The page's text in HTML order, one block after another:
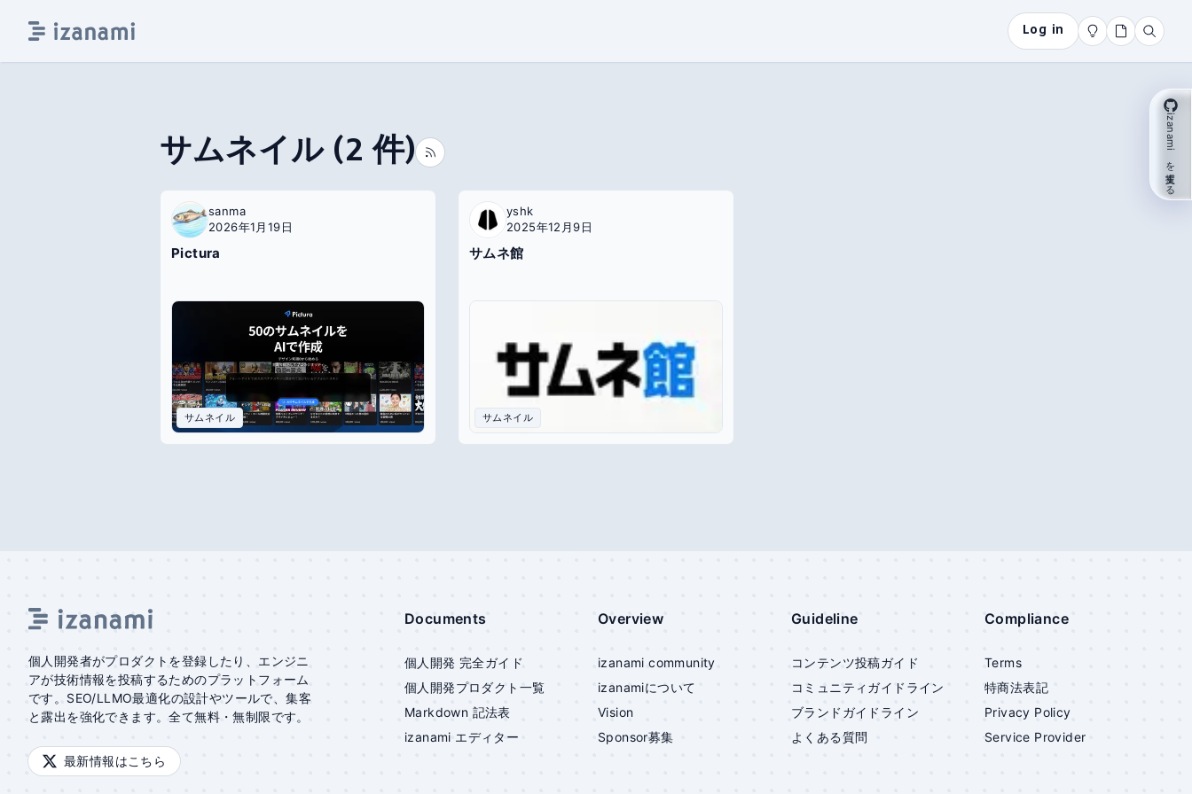
Log in
サムネイル(2 件)
sanma
2026年1月19日
Pictura
サムネイル
yshk
2025年12月9日
サムネ館
サムネイル
個人開発者がプロダクトを登録したり、エンジニ
アが技術情報を投稿するためのプラットフォーム
です。SEO/LLMO最適化の設計やツールで、集客
と露出を強化できます。全て無料・無制限です。
最新情報はこちら
Documents
個人開発 完全ガイド
個人開発プロダクト一覧
Markdown 記法表
izanami エディター
Overview
izanami community
izanamiについて
Vision
Sponsor募集
Guideline
コンテンツ投稿ガイド
コミュニティガイドライン
ブランドガイドライン
よくある質問
Compliance
Terms
特商法表記
Privacy Policy
Service Provider
izanami を支援する